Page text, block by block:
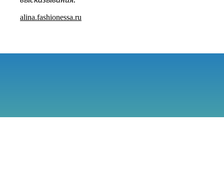
alina.fashionessa.ru